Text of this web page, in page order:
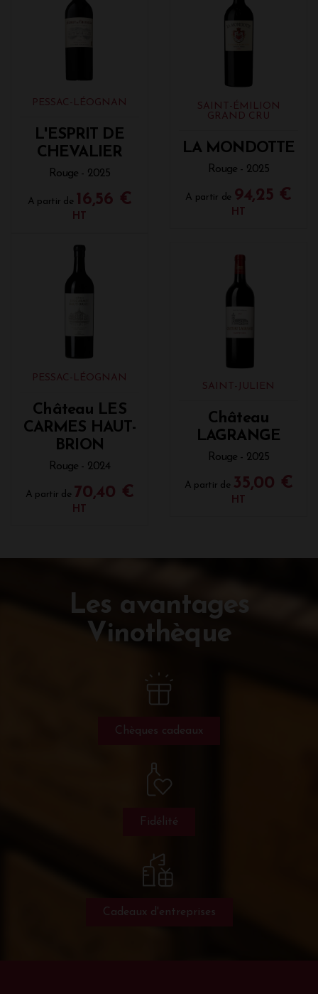
PESSAC-LÉOGNAN
L'ESPRIT DE
CHEVALIER
Rouge - 2025
A partir de 16,56 €
HT
SAINT-ÉMILION
GRAND CRU
LA MONDOTTE
Rouge - 2025
A partir de 94,25 €
HT
PESSAC-LÉOGNAN
Château LES
CARMES HAUT-
BRION
Rouge - 2024
A partir de 70,40 €
HT
SAINT-JULIEN
Château
LAGRANGE
Rouge - 2025
A partir de 35,00 €
HT
Les avantages
Vinothèque
Chèques cadeaux
Fidélité
Cadeaux d'entreprises